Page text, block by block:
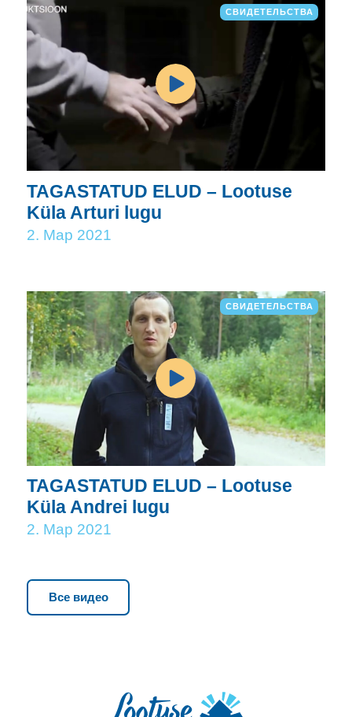
СВИДЕТЕЛЬСТВА
TAGASTATUD ELUD – Lootuse
Küla Arturi lugu
2. Мар 2021
СВИДЕТЕЛЬСТВА
TAGASTATUD ELUD – Lootuse
Küla Andrei lugu
2. Мар 2021
Все видео